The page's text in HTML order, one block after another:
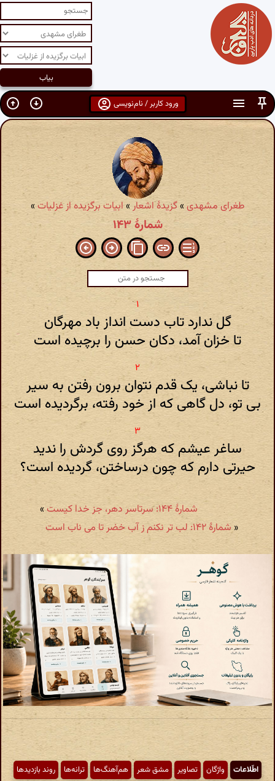
ورود کاربر / نام‌نویسی
طغرای مشهدی »گزیدهٔ اشعار» ابیات برگزیده از غزلیات»
شمارهٔ ۱۴۳
گل ندارد تاب دست انداز باد مهرگان
تا خزان آمد، دکان حسن را برچیده است
تا نباشی، یک قدم نتوان برون رفتن به سیر
بی تو، دل گاهی که از خود رفته، برگردیده است
ساغر عیشم که هرگز روی گردش را ندید
حیرتی دارم که چون درساختن، گردیده است؟
شمارهٔ ۱۴۴: سرتاسر دهر، جز خدا کیست
»
«شمارهٔ ۱۴۲: لب تر نکنم ز آب خضر تا می ناب است
اطّلاعات واژگان تصاویر مشق شعر هم‌آهنگ‌ها ترانه‌ها
روند بازدیدها